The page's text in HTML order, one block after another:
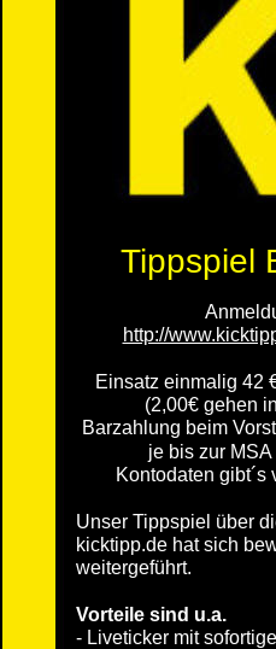
Tippspiel
http://
Einsatz einmalig 42
(2,00€ gehen
Barzahlung beim
je bis zur
Kontodaten gibt´s
Unser Tippspiel über
kicktipp.de hat sich
weitergeführt.
Vorteile sind u.a.
- Liveticker mit